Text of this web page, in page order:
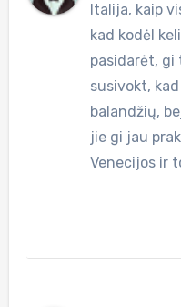
Italija, kaip
kad kodėl
pasidarėt,
susivokt,
balandžių,
jie gi jau
Venecijos ir